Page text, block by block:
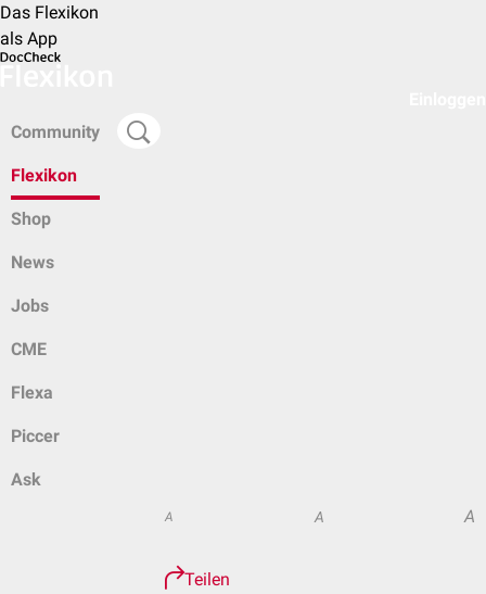
Das Flexikon
als App
Community
Flexikon
Shop
News
Jobs
CME
Flexa
Piccer
Ask
A A A
Teilen